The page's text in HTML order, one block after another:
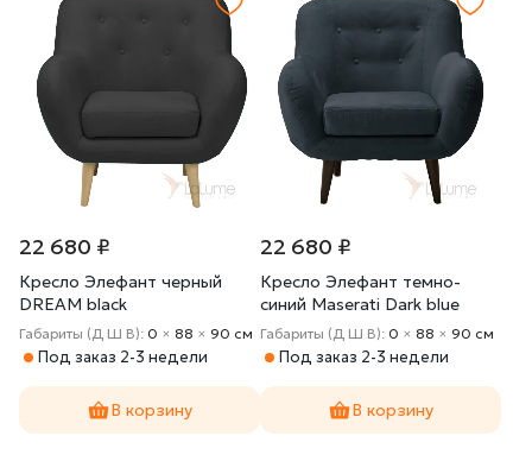
22 680 ₽
Кресло Элефант черный
DREAM black
Габариты (Д Ш В): 0 × 88 × 90 cм
Под заказ 2-3 недели
В корзину
22 680 ₽
Кресло Элефант темно-
синий Maserati Dark blue
Габариты (Д Ш В): 0 × 88 × 90 cм
Под заказ 2-3 недели
В корзину